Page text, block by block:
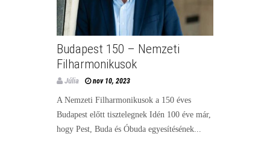
Budapest 150 – Nemzeti
Filharmonikusok
Júlia nov 10, 2023
A Nemzeti Filharmonikusok a 150 éves
Budapest előtt tisztelegnek Idén 100 éve már,
hogy Pest, Buda és Óbuda egyesítésének...